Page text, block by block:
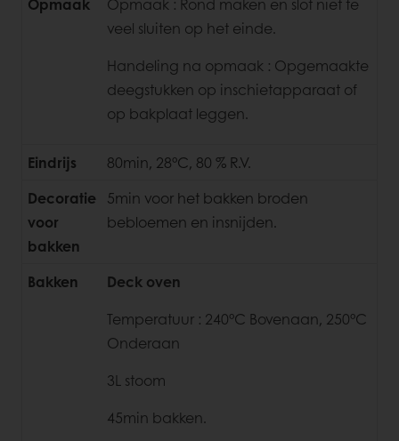
veel sluiten op het einde.
Handeling na opmaak : Opgemaakte
deegstukken op inschietapparaat of
op bakplaat leggen.
Eindrijs
80min, 28°C, 80 % R.V.
Decoratie
voor
bakken
5min voor het bakken broden
bebloemen en insnijden.
Bakken
Deck oven
Temperatuur : 240°C Bovenaan, 250°C
Onderaan
3L stoom
45min bakken.